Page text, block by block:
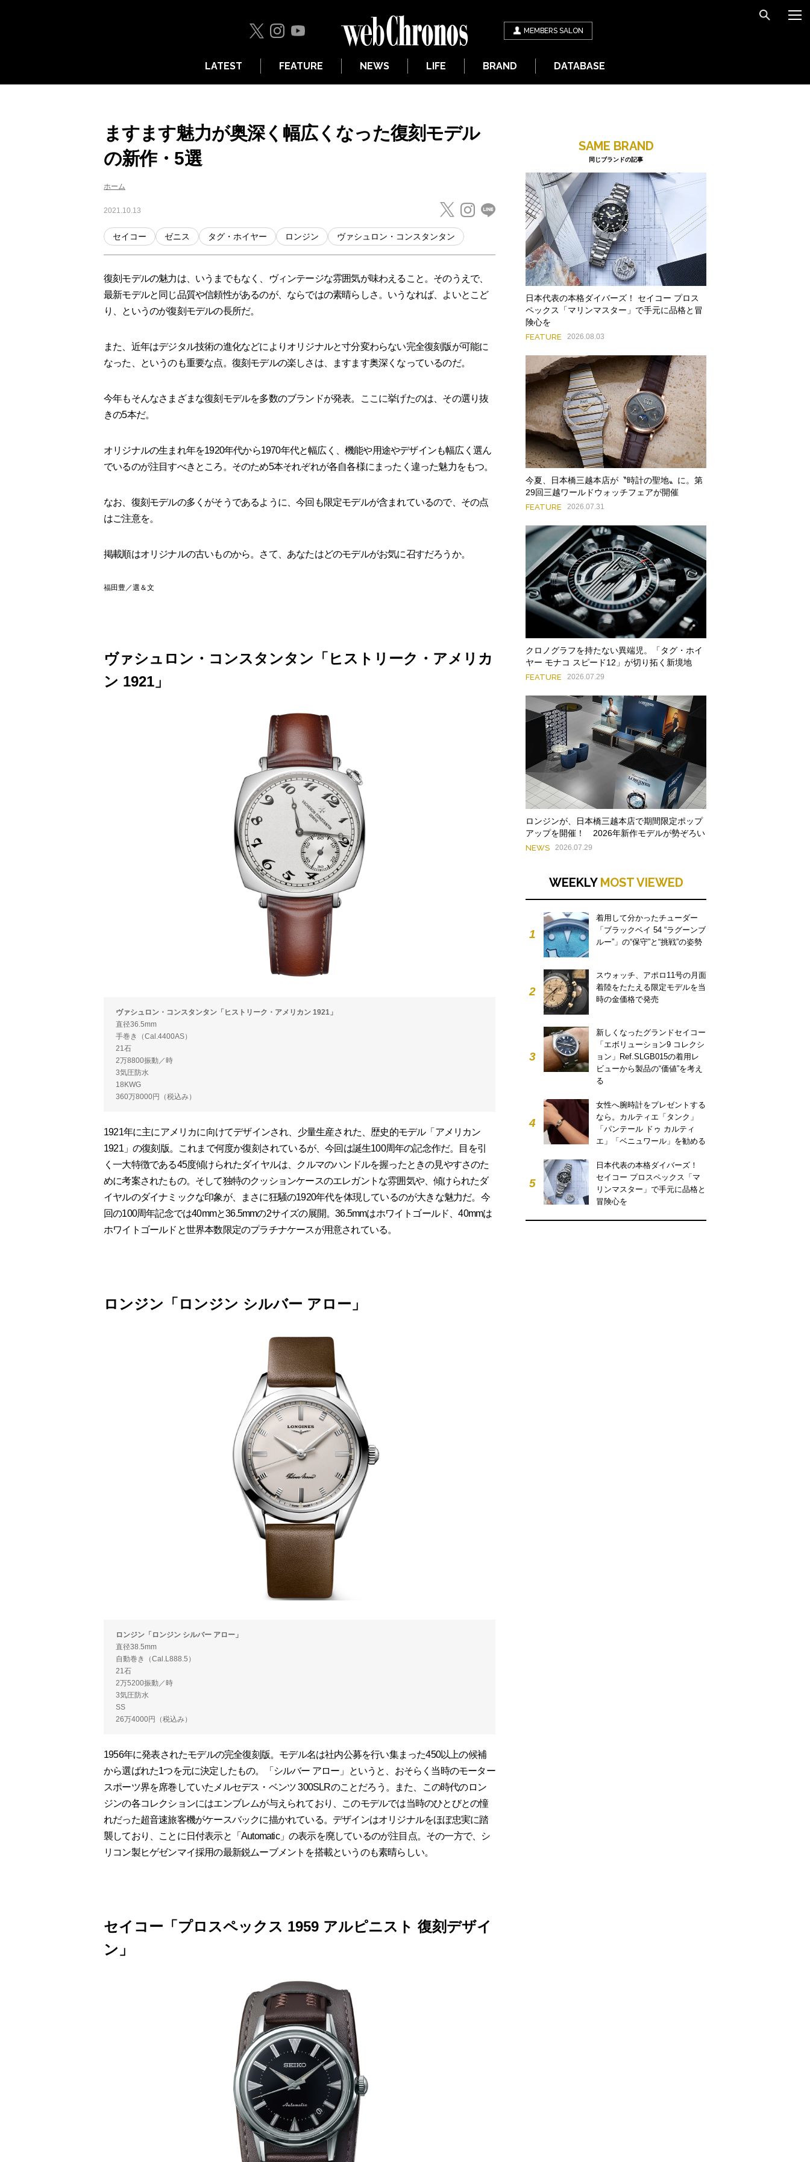
MEMBERS SALON
LATEST FEATURE NEWS LIFE BRAND DATABASE
ますます魅力が奥深く幅広くなった復刻モデル
の新作・5選
ホーム
2021.10.13
セイコー ゼニス タグ・ホイヤー ロンジン ヴァシュロン・コンスタンタン
復刻モデルの魅力は、いうまでもなく、ヴィンテージな雰囲気が味わえること。そのうえで、
最新モデルと同じ品質や信頼性があるのが、ならではの素晴らしさ。いうなれば、よいとこど
り、というのが復刻モデルの長所だ。
また、近年はデジタル技術の進化などによりオリジナルと寸分変わらない完全復刻版が可能に
なった、というのも重要な点。復刻モデルの楽しさは、ますます奥深くなっているのだ。
今年もそんなさまざまな復刻モデルを多数のブランドが発表。ここに挙げたのは、その選り抜
きの5本だ。
オリジナルの生まれ年を1920年代から1970年代と幅広く、機能や用途やデザインも幅広く選ん
でいるのが注目すべきところ。そのため5本それぞれが各自各様にまったく違った魅力をもつ。
なお、復刻モデルの多くがそうであるように、今回も限定モデルが含まれているので、その点
はご注意を。
掲載順はオリジナルの古いものから。さて、あなたはどのモデルがお気に召すだろうか。
福田豊／選＆文
ヴァシュロン・コンスタンタン「ヒストリーク・アメリカ
ン 1921」
ヴァシュロン・コンスタンタン「ヒストリーク・アメリカン 1921」
直径36.5mm
手巻き（Cal.4400AS）
21石
2万8800振動／時
3気圧防水
18KWG
360万8000円（税込み）
1921年に主にアメリカに向けてデザインされ、少量生産された、歴史的モデル「アメリカン
1921」の復刻版。これまで何度か復刻されているが、今回は誕生100周年の記念作だ。目を引
く一大特徴である45度傾けられたダイヤルは、クルマのハンドルを握ったときの見やすさのた
めに考案されたもの。そして独特のクッションケースのエレガントな雰囲気や、傾けられたダ
イヤルのダイナミックな印象が、まさに狂騒の1920年代を体現しているのが大きな魅力だ。今
回の100周年記念では40mmと36.5mmの2サイズの展開。36.5mmはホワイトゴールド、40mmは
ホワイトゴールドと世界本数限定のプラチナケースが用意されている。
ロンジン「ロンジン シルバー アロー」
ロンジン「ロンジン シルバー アロー」
直径38.5mm
自動巻き（Cal.L888.5）
21石
2万5200振動／時
3気圧防水
SS
26万4000円（税込み）
1956年に発表されたモデルの完全復刻版。モデル名は社内公募を行い集まった450以上の候補
から選ばれた1つを元に決定したもの。「シルバー アロー」というと、おそらく当時のモーター
スポーツ界を席巻していたメルセデス・ベンツ 300SLRのことだろう。また、この時代のロン
ジンの各コレクションにはエンブレムが与えられており、このモデルでは当時のひとびとの憧
れだった超音速旅客機がケースバックに描かれている。デザインはオリジナルをほぼ忠実に踏
襲しており、ことに日付表示と「Automatic」の表示を廃しているのが注目点。その一方で、シ
リコン製ヒゲゼンマイ採用の最新鋭ムーブメントを搭載というのも素晴らしい。
セイコー「プロスペックス 1959 アルピニスト 復刻デザイ
ン」
SAME BRAND
同じブランドの記事
日本代表の本格ダイバーズ！ セイコー プロス
ペックス「マリンマスター」で手元に品格と冒
険心を
FEATURE 2026.08.03
今夏、日本橋三越本店が〝時計の聖地〟に。第
29回三越ワールドウォッチフェアが開催
FEATURE 2026.07.31
クロノグラフを持たない異端児。「タグ・ホイ
ヤー モナコ スピード12」が切り拓く新境地
FEATURE 2026.07.29
ロンジンが、日本橋三越本店で期間限定ポップ
アップを開催！ 2026年新作モデルが勢ぞろい
NEWS 2026.07.29
WEEKLY MOST VIEWED
1
着用して分かったチューダー
「ブラックベイ 54 “ラグーンブ
ルー”」の“保守”と“挑戦”の姿勢
2
スウォッチ、アポロ11号の月面
着陸をたたえる限定モデルを当
時の金価格で発売
3
新しくなったグランドセイコー
「エボリューション9 コレクシ
ョン」Ref.SLGB015の着用レ
ビューから製品の“価値”を考え
る
4
女性へ腕時計をプレゼントする
なら。カルティエ「タンク」
「パンテール ドゥ カルティ
エ」「ベニュワール」を勧める
5
日本代表の本格ダイバーズ！
セイコー プロスペックス「マ
リンマスター」で手元に品格と
冒険心を